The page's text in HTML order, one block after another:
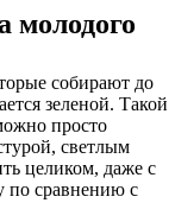
молодого
собирают до
зеленой. Такой
просто
светлым
целиком, даже с
по сравнению с